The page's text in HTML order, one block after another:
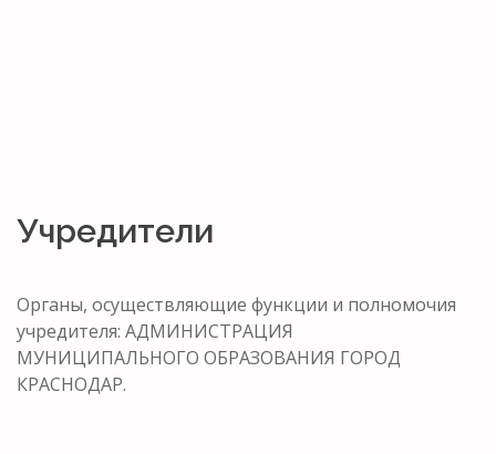
Учредители
Органы, осуществляющие функции и полномочия
учредителя: АДМИНИСТРАЦИЯ
МУНИЦИПАЛЬНОГО ОБРАЗОВАНИЯ ГОРОД
КРАСНОДАР.